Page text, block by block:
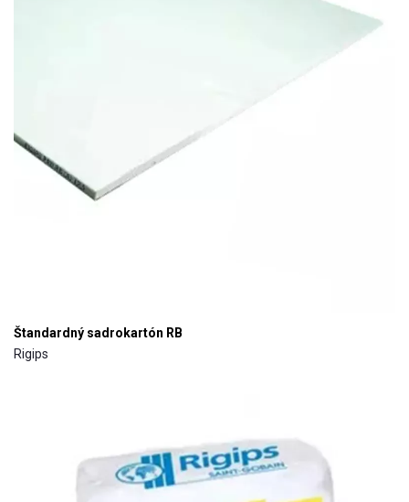
Štandardný sadrokartón RB
Rigips